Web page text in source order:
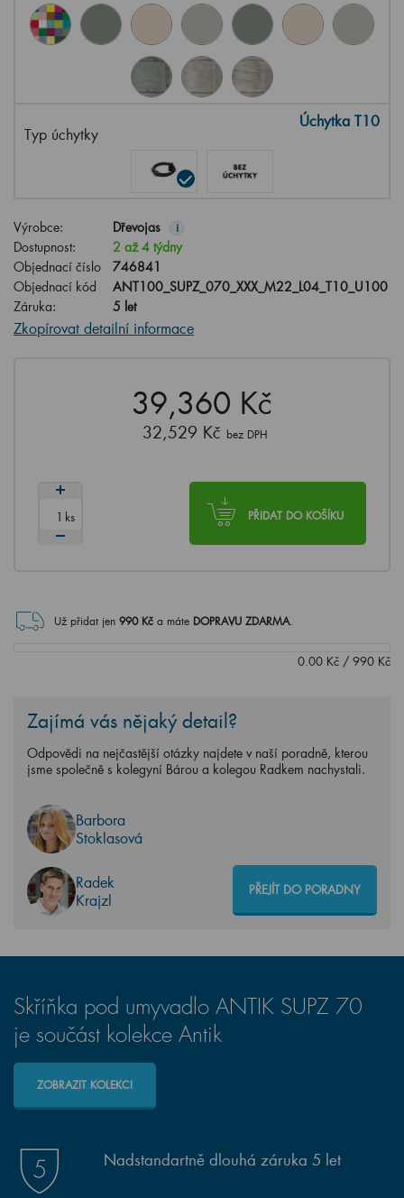
Typ úchytky
Úchytka T10
Výrobce: Dřevojas i
Dostupnost:
2 až 4 týdny
Objednací číslo
746841
Objednací kód
ANT100_SUPZ_070_XXX_M22_L04_T10_U100
Záruka:
5 let
Zkopírovat detailní informace
39,360 Kč
32,529 Kč bez DPH
PŘIDAT DO KOŠÍKU
ks
Už přidat jen 990Kč a máte DOPRAVU ZDARMA.
0.00 Kč / 990 Kč
Zajímá vás nějaký detail?
Odpovědi na nejčastější otázky najdete v naší poradně, kterou
jsme společně s kolegyní Bárou a kolegou Radkem nachystali.
Barbora
Stoklasová
Radek
Krajzl
PŘEJÍT DO PORADNY
Skříňka pod umyvadlo ANTIK SUPZ 70
je součást kolekce Antik
ZOBRAZIT KOLEKCI
Nadstandartně dlouhá záruka 5 let